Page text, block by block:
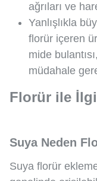
ağrıları ve
Yanlışlıkla
florür içeren
mide
müdahale
Florür ile
Suya Neden
Suya florür